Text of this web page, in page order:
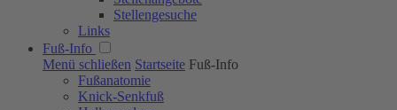
Stellengesuche
Links
Fuß-Info
Menü schließen Startseite Fuß-Info
Fußanatomie
Knick-Senkfuß